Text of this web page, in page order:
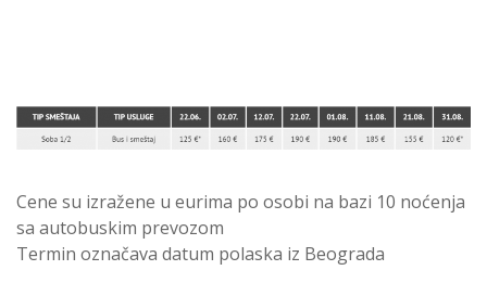
Cene su izražene u eurima po osobi na bazi 10 noćenja
sa autobuskim prevozom
Termin označava datum polaska iz Beograda